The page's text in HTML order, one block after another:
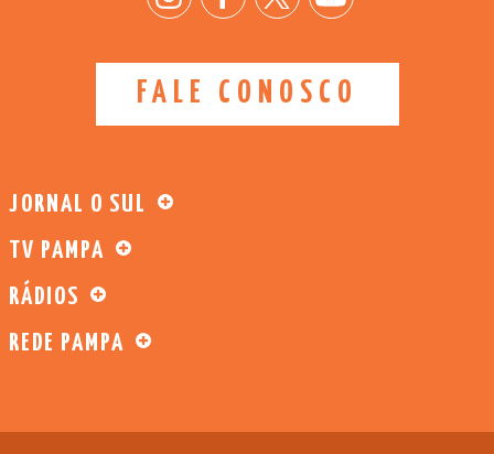
FALE CONOSCO
JORNAL O SUL
TV PAMPA
RÁDIOS
REDE PAMPA